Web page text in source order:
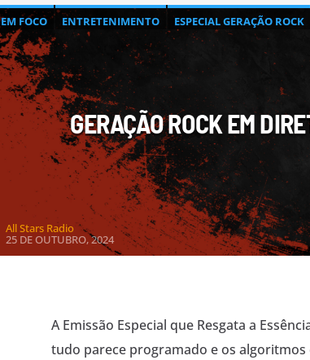
EM FOCO ENTRETENIMENTO ESPECIAL GERAÇÃO ROCK
GERAÇÃO ROCK EM
All Stars Radio
25 DE OUTUBRO, 2024
A Emissão Especial que Resgata a
tudo parece programado e os algoritmos